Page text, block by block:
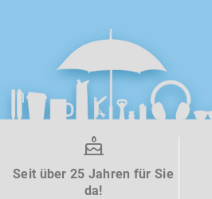
Seit über 25 Jahren für Sie
da!